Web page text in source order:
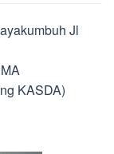
Jl
KASDA)